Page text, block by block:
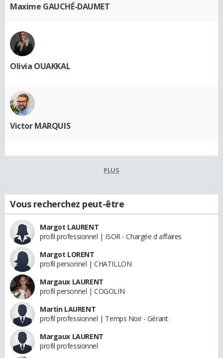
Maxime GAUCHÉ-DAUMET
Olivia OUAKKAL
Victor MARQUIS
PLUS
Vous recherchez peut-être
Margot LAURENT
profil professionnel | ISOR - Chargée d affaires
Margot LORENT
profil personnel | CHATILLON
Margaux LAURENT
profil personnel | COGOLIN
Martin LAURENT
profil professionnel | Temps Noir - Gérant
Margaux LAURENT
profil professionnel